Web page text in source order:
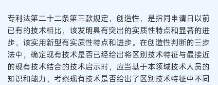
专利法第二十二条第三款规定，创造性，是指同申请日以前
已有的技术相比，该发明具有突出的实质性特点和显著的进
步，该实用新型有实质性特点和进步。在创造性判断的三步
法中，确定现有技术是否已经给出将区别技术特征与最接近
的现有技术结合的技术启示时，应当基于本领域技术人员的
知识和能力，考察现有技术是否给出了区别技术特征中不同